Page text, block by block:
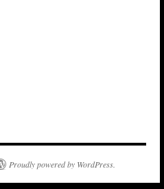
Proudly powered by WordPress.